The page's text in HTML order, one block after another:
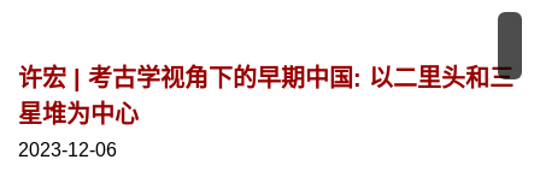
许宏 | 考古学视角下的早期中国: 以二里头和三
星堆为中心
2023-12-06